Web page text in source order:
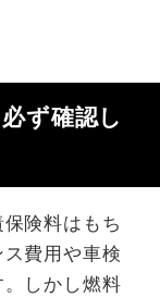
ず確認し
険料はもち
費用や車検
しかし燃料